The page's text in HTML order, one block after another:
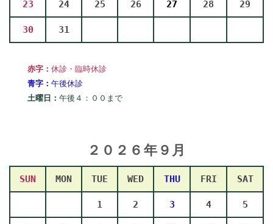
23 24 25 26 27 28 29
30 31
赤字： 休診・臨時休診
青字： 午後休診
土曜日： 午後４：００まで
２０２６年９ 月
SUN MON TUE WED THU FRI SAT
1 2 3 4 5